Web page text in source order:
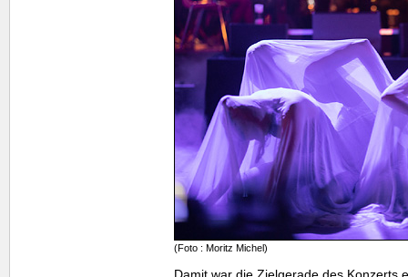
(Foto : Moritz Michel)